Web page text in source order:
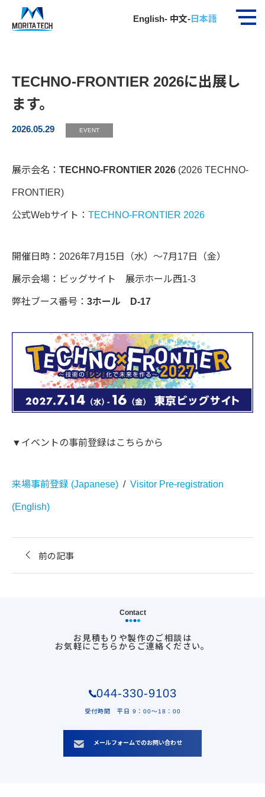
English- 中文-日本語
ホーム TECHNO-FRONTIER 2026…
TECHNO-FRONTIER 2026に出展し
ます。
2026.05.29 EVENT
展示会名： TECHNO-FRONTIER 2026 (2026 TECHNO-
FRONTIER)
公式Webサイト： TECHNO-FRONTIER 2026
開催日時：2026年7月15日（水）～7月17日（金）
展示会場：ビッグサイト 展示ホール西1-3
弊社ブース番号： 3ホール D-17
▼イベントの事前登録はこちらから
来場事前登録 (Japanese) / Visitor Pre-registration
(English)
前の記事
Contact
お見積もりや製作のご相談は
お気軽にこちらからご連絡ください。
044-330-9103
受付時間 平日 9：00〜18：00
メールフォームでのお問い合わせ